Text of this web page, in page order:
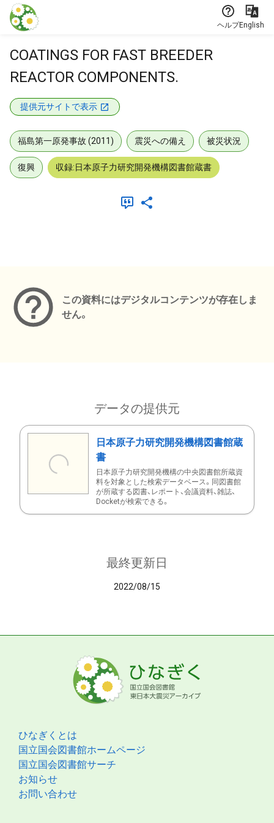
本文に飛ぶ
ヘルプEnglish
COATINGS FOR FAST BREEDER
REACTOR COMPONENTS.
提供元サイトで表示
福島第一原発事故 (2011) 震災への備え 被災状況
復興 収録:日本原子力研究開発機構図書館蔵書
この資料にはデジタルコンテンツが存在しま
せん。
データの提供元
日本原子力研究開発機構図書館蔵
書
日本原子力研究開発機構の中央図書館所蔵資
料を対象とした検索データベース。同図書館
が所蔵する図書、レポート、会議資料、雑誌、
Docketが検索できる。
最終更新日
2022/08/15
ひなぎくとは
国立国会図書館ホームページ
国立国会図書館サーチ
お知らせ
お問い合わせ